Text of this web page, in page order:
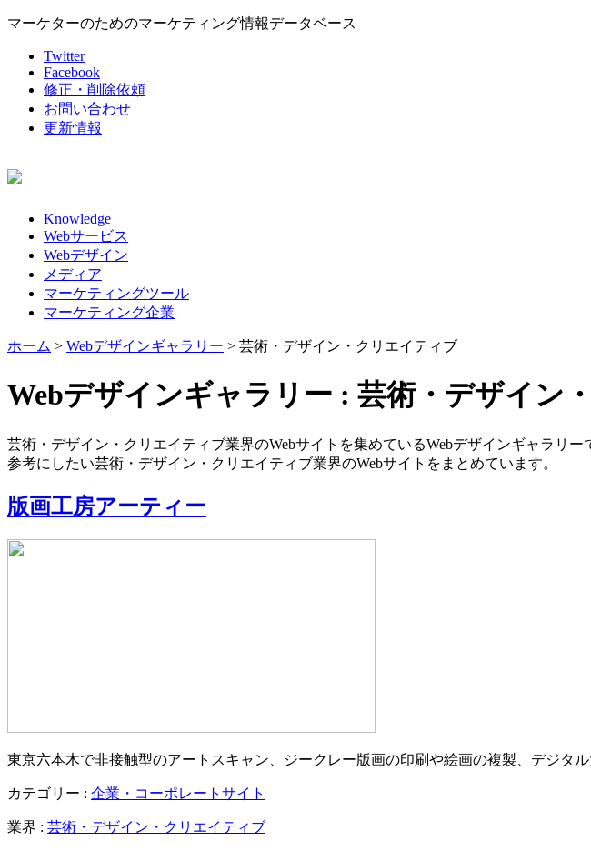
マーケターのためのマーケティング情報データベース
Twitter
Facebook
修正・削除依頼
お問い合わせ
更新情報
Knowledge
Webサービス
Webデザイン
メディア
マーケティングツール
マーケティング企業
ホーム > Webデザインギャラリー > 芸術・デザイン・クリエイティブ
Webデザインギャラリー : 芸術・デザイン
芸術・デザイン・クリエイティブ業界のWebサイトを集めているWebデザインギャラリ
参考にしたい芸術・デザイン・クリエイティブ業界のWebサイトをまとめています。
版画工房アーティー
東京六本木で非接触型のアートスキャン、ジークレー版画の印刷や絵画の複製、デジタ
カテゴリー : 企業・コーポレートサイト
業界 : 芸術・デザイン・クリエイティブ